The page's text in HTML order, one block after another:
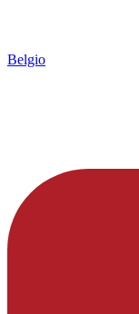
Belgio